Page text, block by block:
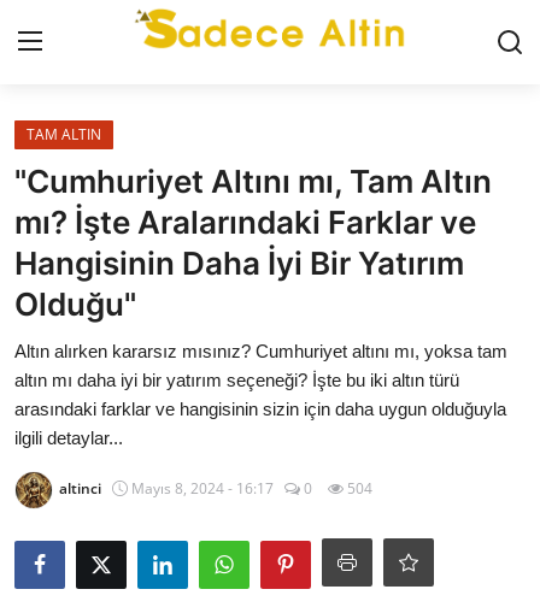
Giriş
GÜNCEL
İLETİŞİM
YASAL UYARI
KÜNYE
GRAM ALTIN
ÇEYREK ALTIN
YARIM ALTIN
TAM ALTIN
"Cumhuriyet Altını mı, Tam Altın
mı? İşte Aralarındaki Farklar ve
Hangisinin Daha İyi Bir Yatırım
Olduğu"
Altın alırken kararsız mısınız? Cumhuriyet altını mı, yoksa tam
altın mı daha iyi bir yatırım seçeneği? İşte bu iki altın türü
arasındaki farklar ve hangisinin sizin için daha uygun olduğuyla
ilgili detaylar...
altinci Mayıs 8, 2024 - 16:17 0 504